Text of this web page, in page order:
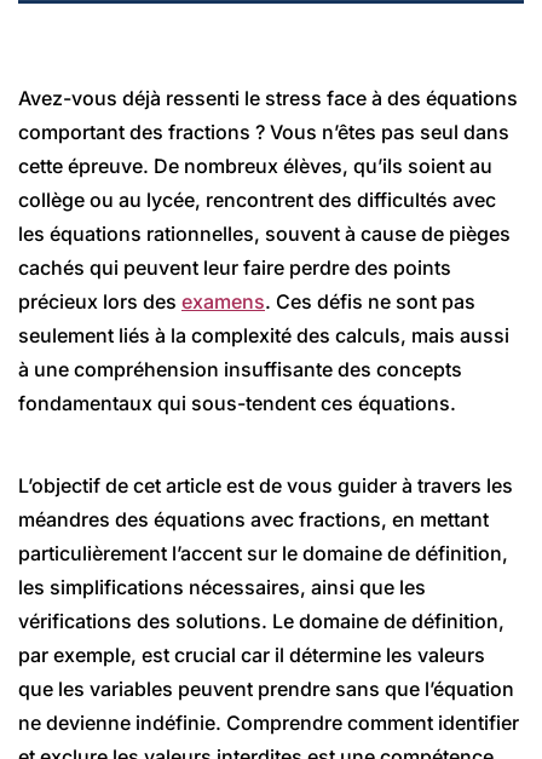
Avez-vous déjà ressenti le stress face à des équations
comportant des fractions ? Vous n’êtes pas seul dans
cette épreuve. De nombreux élèves, qu’ils soient au
collège ou au lycée, rencontrent des difficultés avec
les équations rationnelles, souvent à cause de pièges
cachés qui peuvent leur faire perdre des points
précieux lors des examens. Ces défis ne sont pas
seulement liés à la complexité des calculs, mais aussi
à une compréhension insuffisante des concepts
fondamentaux qui sous-tendent ces équations.
L’objectif de cet article est de vous guider à travers les
méandres des équations avec fractions, en mettant
particulièrement l’accent sur le domaine de définition,
les simplifications nécessaires, ainsi que les
vérifications des solutions. Le domaine de définition,
par exemple, est crucial car il détermine les valeurs
que les variables peuvent prendre sans que l’équation
ne devienne indéfinie. Comprendre comment identifier